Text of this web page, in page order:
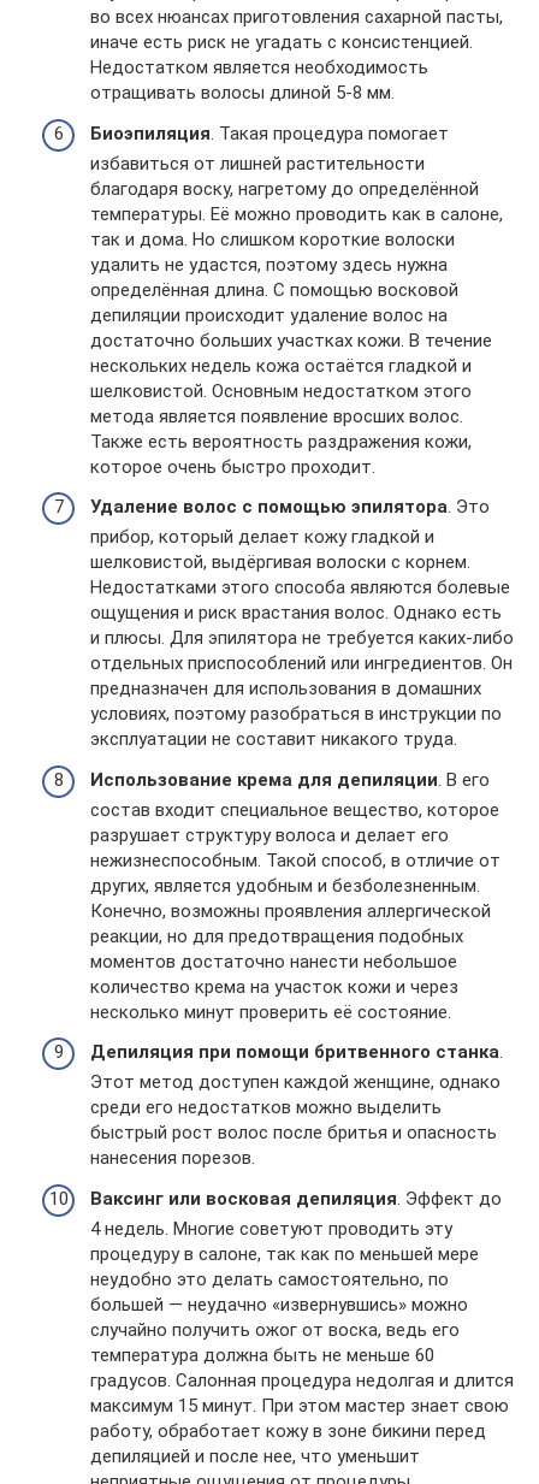
во всех нюансах приготовления сахарной пасты,
иначе есть риск не угадать с консистенцией.
Недостатком является необходимость
отращивать волосы длиной 5-8 мм.
Биоэпиляция . Такая процедура помогает
избавиться от лишней растительности
благодаря воску, нагретому до определённой
температуры. Её можно проводить как в салоне,
так и дома. Но слишком короткие волоски
удалить не удастся, поэтому здесь нужна
определённая длина. С помощью восковой
депиляции происходит удаление волос на
достаточно больших участках кожи. В течение
нескольких недель кожа остаётся гладкой и
шелковистой. Основным недостатком этого
метода является появление вросших волос.
Также есть вероятность раздражения кожи,
которое очень быстро проходит.
Удаление волос с помощью эпилятора. Это
прибор, который делает кожу гладкой и
шелковистой, выдёргивая волоски с корнем.
Недостатками этого способа являются болевые
ощущения и риск врастания волос. Однако есть
и плюсы. Для эпилятора не требуется каких-либо
отдельных приспособлений или ингредиентов. Он
предназначен для использования в домашних
условиях, поэтому разобраться в инструкции по
эксплуатации не составит никакого труда.
Использование крема для депиляции . В его
состав входит специальное вещество, которое
разрушает структуру волоса и делает его
нежизнеспособным. Такой способ, в отличие от
других, является удобным и безболезненным.
Конечно, возможны проявления аллергической
реакции, но для предотвращения подобных
моментов достаточно нанести небольшое
количество крема на участок кожи и через
несколько минут проверить её состояние.
Депиляция при помощи бритвенного станка.
Этот метод доступен каждой женщине, однако
среди его недостатков можно выделить
быстрый рост волос после бритья и опасность
нанесения порезов.
Ваксинг или восковая депиляция . Эффект до
4 недель. Многие советуют проводить эту
процедуру в салоне, так как по меньшей мере
неудобно это делать самостоятельно, по
большей — неудачно «извернувшись» можно
случайно получить ожог от воска, ведь его
температура должна быть не меньше 60
градусов. Салонная процедура недолгая и длится
максимум 15 минут. При этом мастер знает свою
работу, обработает кожу в зоне бикини перед
депиляцией и после нее, что уменьшит